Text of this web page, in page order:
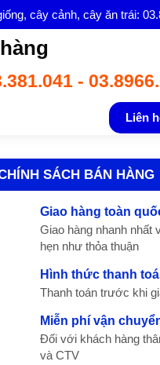
cây cảnh, cây ăn trái:
-
Liên
SÁCH BÁN HÀNG
Giao hàng toàn
Giao hàng nhanh nhất
hẹn như thỏa thuận
Hình thức thanh
Thanh toán trước khi
Miễn phí vận
Đối với khách hàng
và CTV